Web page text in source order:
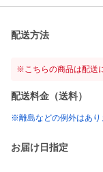
配送方法
※こちらの商品は配送
配送料金（送料）
※離島などの例外はあり
お届け日指定